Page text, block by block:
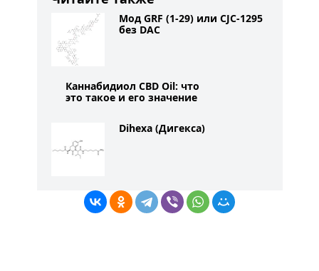
Мод GRF (1-29) или CJC-1295
без DAC
Каннабидиол CBD Oil: что
это такое и его значение
Dihexa (Дигекса)